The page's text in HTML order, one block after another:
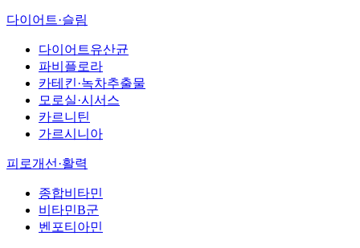
다이어트·슬림
다이어트유산균
파비플로라
카테킨·녹차추출물
모로실·시서스
카르니틴
가르시니아
피로개선·활력
종합비타민
비타민B군
벤포티아민